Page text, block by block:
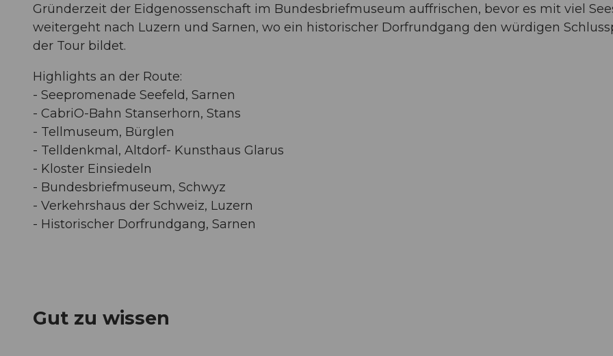
Gründerzeit der Eidgenossenschaft im Bundesbriefmuseum auffrischen, bevor es mit viel
weitergeht nach Luzern und Sarnen, wo ein historischer Dorfrundgang den würdigen
der Tour bildet.
Highlights an der Route:
- Seepromenade Seefeld, Sarnen
- CabriO-Bahn Stanserhorn, Stans
- Tellmuseum, Bürglen
- Telldenkmal, Altdorf- Kunsthaus Glarus
- Kloster Einsiedeln
- Bundesbriefmuseum, Schwyz
- Verkehrshaus der Schweiz, Luzern
- Historischer Dorfrundgang, Sarnen
Gut zu wissen